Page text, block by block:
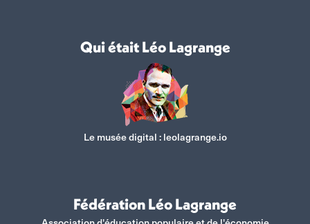
Qui était Léo Lagrange
Le musée digital : leolagrange.io
Fédération Léo Lagrange